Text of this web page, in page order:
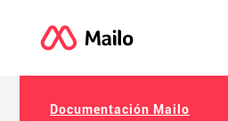
Documentación Mailo